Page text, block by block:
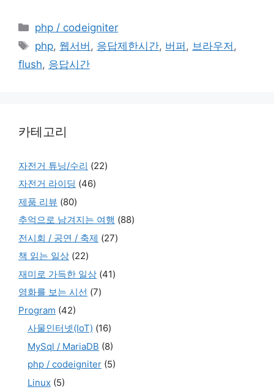
Categories
php / codeigniter
Tags
php, 웹서버 , 응답제한시간, 버퍼 , 브라우저 ,
flush, 응답시간
카테고리
자전거 튜닝/수리 (22)
자전거 라이딩 (46)
제품 리뷰 (80)
추억으로 남겨지는 여행 (88)
전시회 / 공연 / 축제 (27)
책 읽는 일상 (22)
재미로 가득한 일상 (41)
영화를 보는 시선 (7)
Program (42)
사물인터넷(IoT) (16)
MySql / MariaDB (8)
php / codeigniter (5)
Linux (5)